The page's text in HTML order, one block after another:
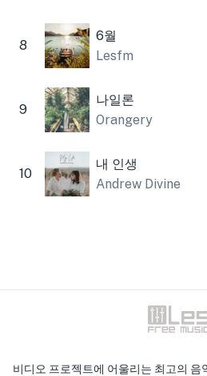
8
6월
Lesfm
9
나일론
Orangery
10
내 인생
Andrew Divine
비디오 프로젝트에 어울리는 최고의 음